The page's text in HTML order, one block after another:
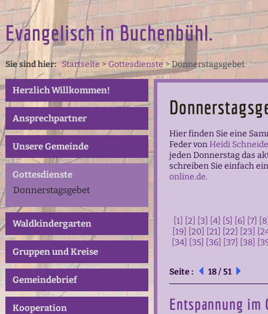
Evangelisch in Buchenbühl.
Sie sind hier:Startseite > Gottesdienste> Donnerstagsgebet
Herzlich Willkommen!
Ansprechpartner
Unsere Gemeinde
Gottesdienste
Donnerstagsgebet
Waldkindergarten
Gruppen und Kreise
Gemeindebrief
Kooperation
Hier finden Sie eine
Feder vonHeidi
jeden Donnerstag das
schreiben Sie einfach
online.de.
[1] [2] [3] [4] [5] [6] [7]
[19]
[20] [21] [22] [23]
[34]
[35] [36] [37] [38]
Seite : 18 / 51
Entspannung im